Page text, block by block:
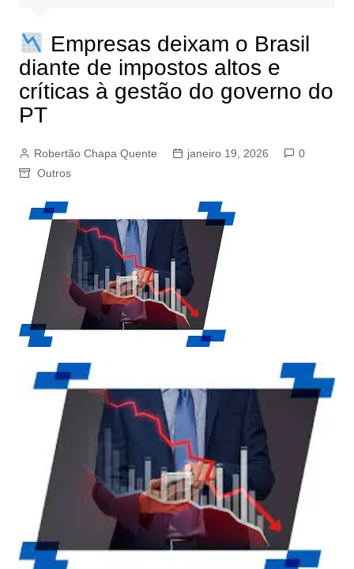
Empresas deixam o Brasil
diante de impostos altos e
críticas à gestão do governo do
PT
Robertão Chapa Quente janeiro 19, 2026
0
Outros